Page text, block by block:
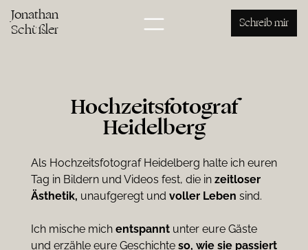
Jonathan
Schüßler Schreib mir
Hochzeitsfotograf
Heidelberg
Als Hochzeitsfotograf Heidelberg halte ich euren
Tag in Bildern und Videos fest, die in zeitloser
Ästhetik, unaufgeregt und voller Leben sind.
Ich mische mich entspanntunter eure Gäste
und erzähle eure Geschichte so, wie sie passiert